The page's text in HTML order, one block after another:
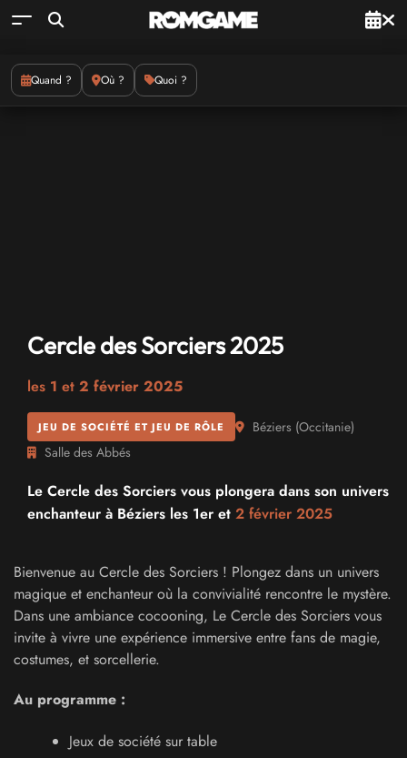
Quand ? Où ? Quoi ?
Cercle des Sorciers 2025
les 1 et 2 février 2025
JEU DE SOCIÉTÉ ET JEU DE RÔLE Béziers (Occitanie)
Salle des Abbés
Le Cercle des Sorciers vous plongera dans son univers
enchanteur à Béziers les 1er et 2 février 2025
Bienvenue au Cercle des Sorciers ! Plongez dans un univers
magique et enchanteur où la convivialité rencontre le mystère.
Dans une ambiance cocooning, Le Cercle des Sorciers vous
invite à vivre une expérience immersive entre fans de magie,
costumes, et sorcellerie.
Au programme :
Jeux de société sur table